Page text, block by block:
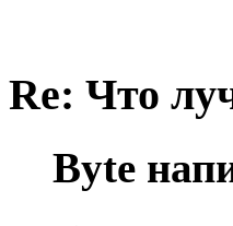
Re: Что
Byte